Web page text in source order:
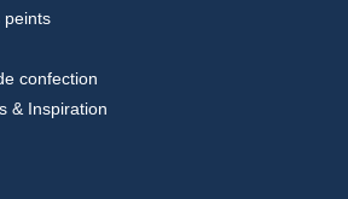
peints
confection
& Inspiration